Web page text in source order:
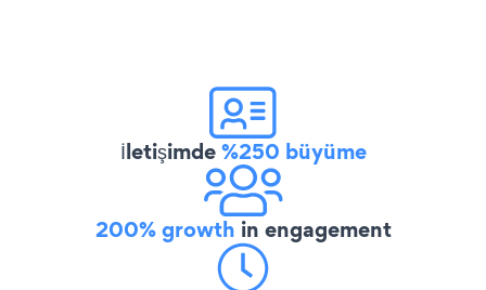
İletişimde%250 büyüme
200% growth in engagement